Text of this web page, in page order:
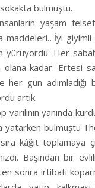
bulmuştu.
yaşam
maddeleri…İyi
yürüyordu. Her
olana kadar. Ertesi
her gün
artık.
varilinin yanında
bulmuştu
kâğıt toplamaya
Başından bir
sonra irtibatı